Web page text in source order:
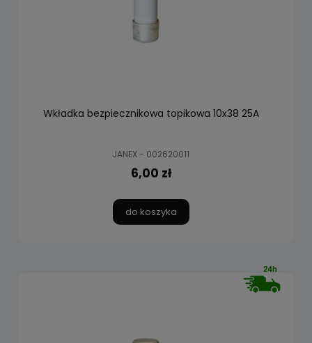
Wkładka bezpiecznikowa topikowa 10x38 25A
JANEX - 002620011
6,00 zł
do koszyka